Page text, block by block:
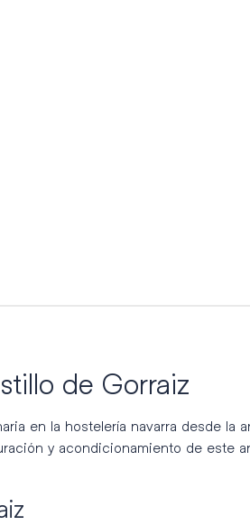
de Gorraiz
en la hostelería navarra desde la
y acondicionamiento de este